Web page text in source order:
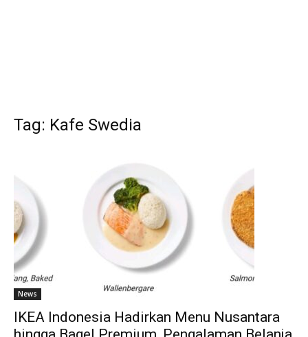
Tag: Kafe Swedia
News
IKEA Indonesia Hadirkan Menu Nusantara